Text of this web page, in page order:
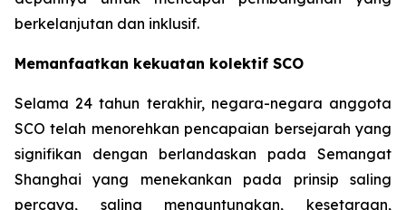
berkelanjutan dan inklusif.
Memanfaatkan kekuatan kolektif SCO
Selama 24 tahun terakhir, negara-negara anggota
SCO telah menorehkan pencapaian bersejarah yang
signifikan dengan berlandaskan pada Semangat
Shanghai yang menekankan pada prinsip saling
percaya, saling menguntungkan, kesetaraan,